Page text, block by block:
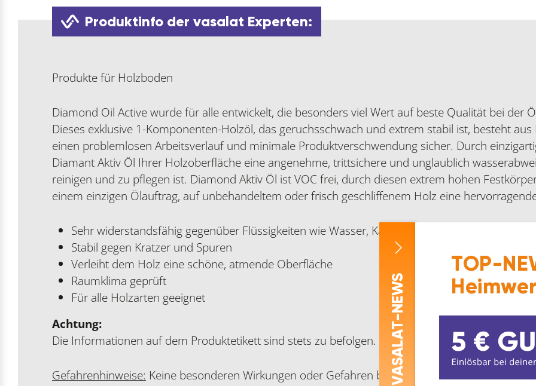
Produktinfo der vasalat Experten:
Produkte für Holzboden
Diamond Oil Active wurde für alle entwickelt, die besonders viel Wert auf beste Qualität bei der
Dieses exklusive 1-Komponenten-Holzöl, das geruchsschwach und extrem stabil ist, besteht
einen problemlosen Arbeitsverlauf und minimale Produktverschwendung sicher. Durch
Diamant Aktiv Öl Ihrer Holzoberfläche eine angenehme, trittsichere und unglaublich
reinigen und zu pflegen ist. Diamond Aktiv Öl ist VOC frei, durch diesen extrem hohen
einem einzigen Ölauftrag, auf unbehandeltem oder frisch geschliffenem Holz eine
Sehr widerstandsfähig gegenüber Flüssigkeiten wie Wasser, Kaffee, Tee und Rotwein
Stabil gegen Kratzer und Spuren
Verleiht dem Holz eine schöne, atmende Oberfläche
Raumklima geprüft
Für alle Holzarten geeignet
Achtung:
Die Informationen auf dem Produktetikett sind stets zu befolgen.
Gefahrenhinweise: Keine besonderen Wirkungen oder Gefahren bekannt.
V
ASALAT
-NEWS
TOP-